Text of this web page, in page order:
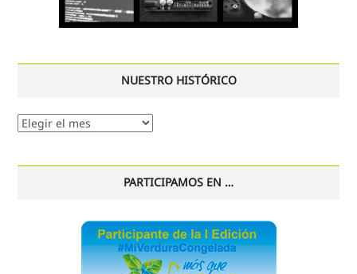
NUESTRO HISTÓRICO
Nuestro
PARTICIPAMOS EN …